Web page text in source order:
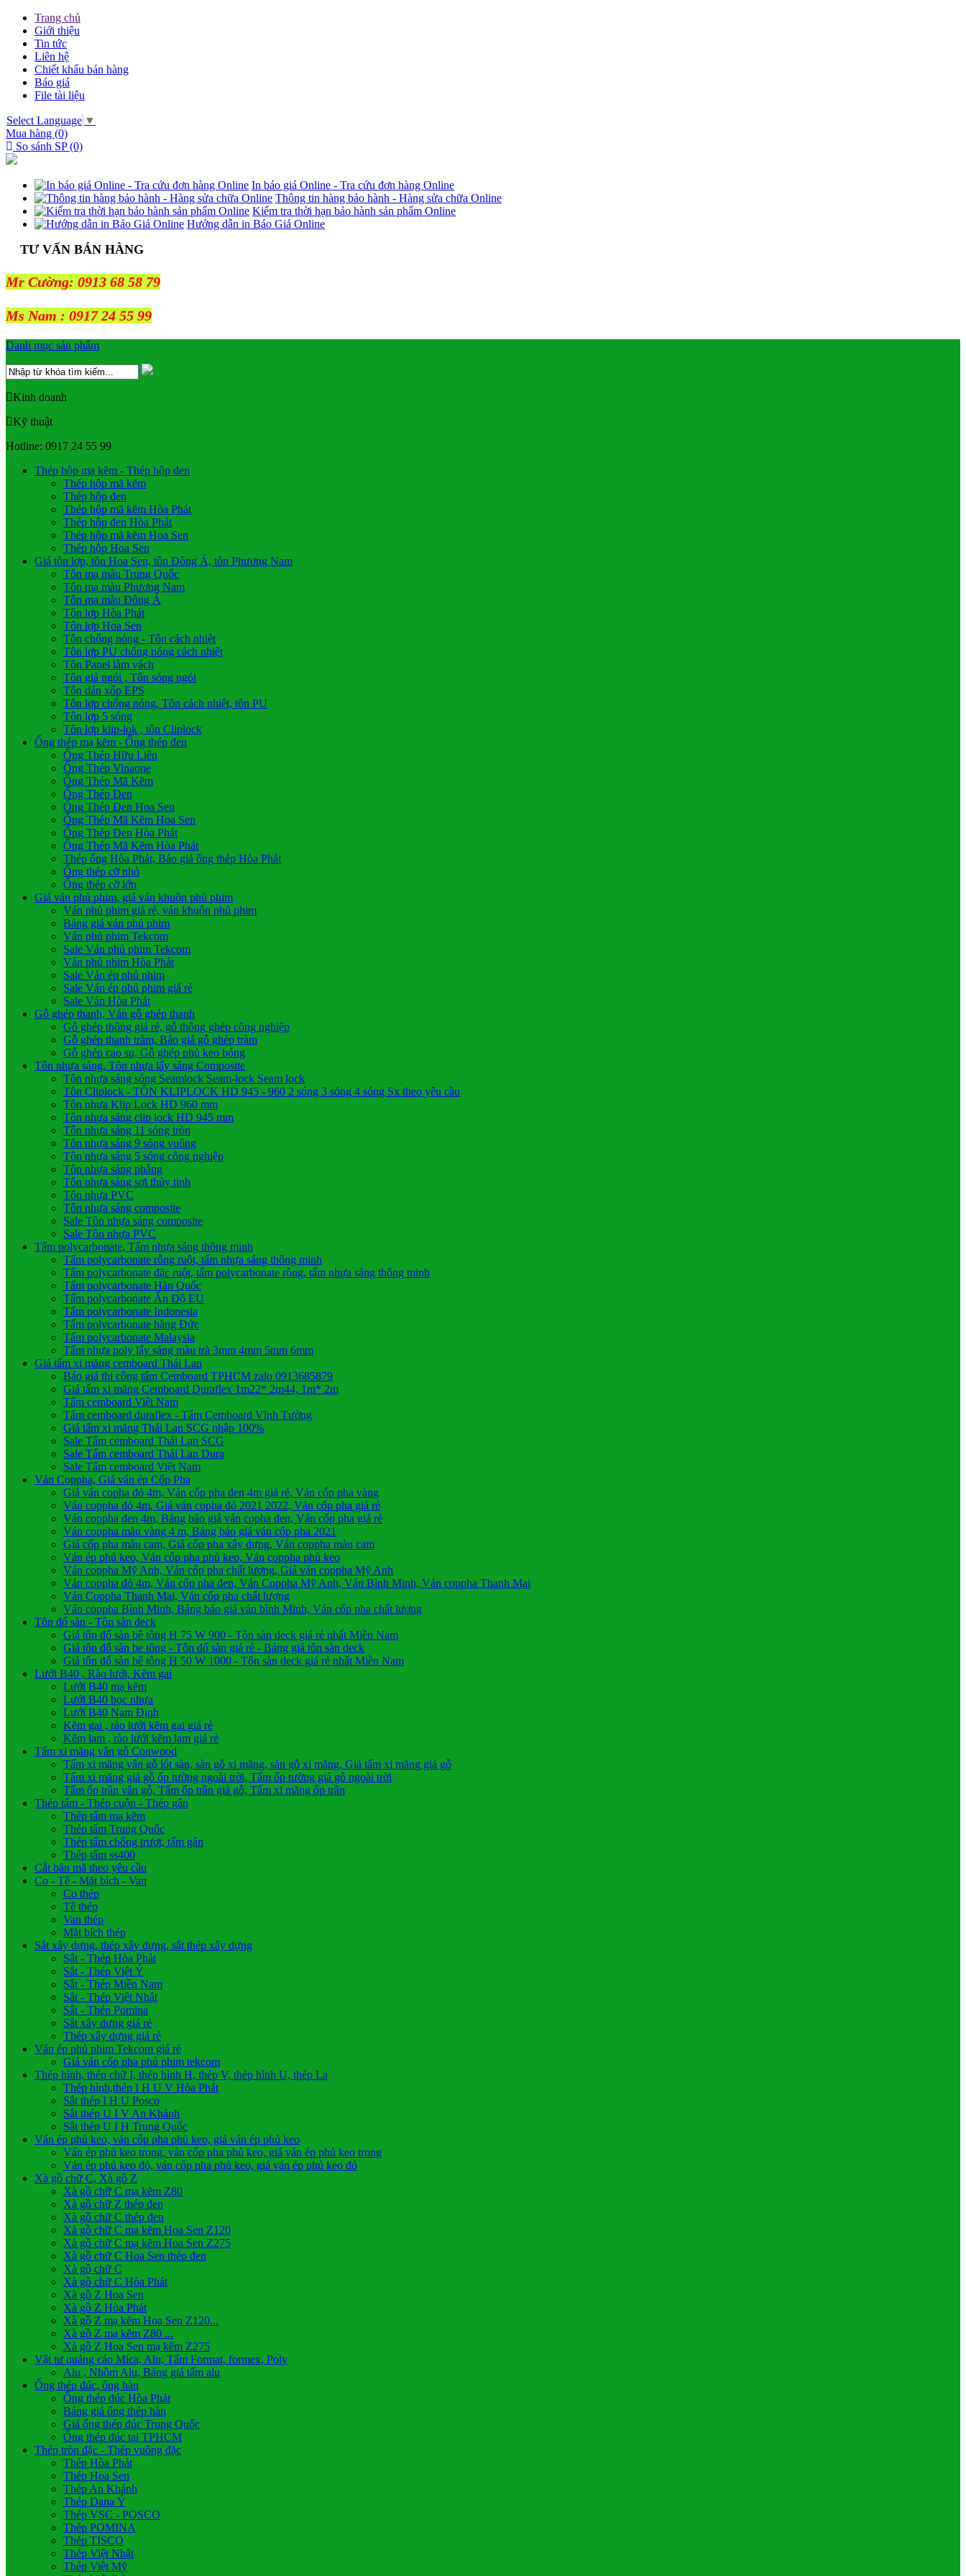
Trang chủ
Giới thiệu
Tin tức
Liên hệ
Chiết khấu bán hàng
Báo giá
File tài liệu
Select Language ▼
Mua hàng (0)
So sánh SP (0)
In báo giá Online - Tra cứu đơn hàng Online
Thông tin hàng bảo hành - Hàng sửa chữa Online
Kiểm tra thời hạn bảo hành sản phẩm Online
Hướng dẫn in Báo Giá Online
TƯ VẤN BÁN HÀNG
Mr Cường: 0913 68 58 79
Ms Nam : 0917 24 55 99
Danh mục sản phẩm
Kinh doanh
Kỹ thuật
Hotline: 0917 24 55 99
Thép hộp mạ kẽm - Thép hộp đen
Thép hộp mã kẽm
Thép hộp đen
Thép hộp mã kẽm Hòa Phát
Thép hộp đen Hòa Phát
Thép hộp mã kẽm Hoa Sen
Thép hộp Hoa Sen
Giá tôn lợp, tôn Hoa Sen, tôn Đông Á, tôn Phương Nam
Tôn mạ màu Trung Quốc
Tôn mạ màu Phương Nam
Tôn mạ màu Đông Á
Tôn lợp Hòa Phát
Tôn lợp Hoa Sen
Tôn chống nóng - Tôn cách nhiệt
Tôn lợp PU chống nóng cách nhiệt
Tôn Panel làm vách
Tôn giả ngói , Tôn sóng ngói
Tôn dán xốp EPS
Tôn lợp chống nóng, Tôn cách nhiệt, tôn PU
Tôn lợp 5 sóng
Tôn lợp klip-lok , tôn Cliplock
Ống thép mạ kẽm - Ống thép đen
Ống Thép Hữu Liên
Ống Thép Vinaone
Ống Thép Mã Kẽm
Ống Thép Đen
Ống Thép Đen Hoa Sen
Ống Thép Mã Kẽm Hoa Sen
Ống Thép Đen Hòa Phát
Ống Thép Mã Kẽm Hòa Phát
Thép ống Hòa Phát, Báo giá ống thép Hòa Phát
Ống thép cỡ nhỏ
Ống thép cỡ lớn
Giá ván phủ phim, giá ván khuôn phủ phim
Ván phủ phim giá rẻ, ván khuôn phủ phim
Bảng giá ván phủ phim
Ván phủ phim Tekcom
Sale Ván phủ phim Tekcom
Ván phủ phim Hòa Phát
Sale Ván ép phủ phim
Sale Ván ép phủ phim giá rẻ
Sale Ván Hòa Phát
Gỗ ghép thanh, Ván gỗ ghép thanh
Gỗ ghép thông giá rẻ, gỗ thông ghép công nghiệp
Gỗ ghép thanh tràm, Báo giá gỗ ghép tràm
Gỗ ghép cao su, Gỗ ghép phủ keo bóng
Tôn nhựa sáng, Tôn nhựa lấy sáng Composite
Tôn nhựa sáng sóng Seamlock Seam-lock Seam lock
Tôn Cliplock - TÔN KLIPLOCK HD 945 - 960 2 sóng 3 sóng 4 sóng Sx theo yêu cầu
Tôn nhựa Klip Lock HD 960 mm
Tôn nhựa sáng clip lock HD 945 mm
Tôn nhựa sáng 11 sóng tròn
Tôn nhựa sáng 9 sóng vuông
Tôn nhựa sáng 5 sóng công nghiệp
Tôn nhựa sáng phẳng
Tôn nhựa sáng sợi thủy tinh
Tôn nhựa PVC
Tôn nhựa sáng composite
Sale Tôn nhựa sáng composite
Sale Tôn nhựa PVC
Tấm polycarbonate, Tấm nhựa sáng thông minh
Tấm polycarbonate rỗng ruột, tấm nhựa sáng thông minh
Tấm polycarbonate đặc ruột, tấm polycarbonate rỗng, tấm nhựa sáng thông minh
Tấm polycarbonate Hàn Quốc
Tấm polycarbonate Ấn Độ EU
Tấm polycarbonate Indonesia
Tấm polycarbonate hàng Đức
Tấm polycarbonate Malaysia
Tấm nhựa poly lấy sáng màu trà 3mm 4mm 5mm 6mm
Giá tấm xi măng cemboard Thái Lan
Báo giá thi công tấm Cemboard TPHCM zalo 0913685879
Giá tấm xi măng Cemboard Duraflex 1m22* 2m44, 1m* 2m
Tấm cemboard Việt Nam
Tấm cemboard duraflex - Tấm Cemboard Vĩnh Tường
Giá tấm xi măng Thái Lan SCG nhập 100%
Sale Tấm cemboard Thái Lan SCG
Sale Tấm cemboard Thái Lan Dura
Sale Tấm cemboard Việt Nam
Ván Coppha, Giá ván ép Cốp Pha
Giá ván copha đỏ 4m, Ván cốp pha đen 4m giá rẻ, Ván cốp pha vàng
Ván coppha đỏ 4m, Giá ván copha đỏ 2021 2022, Ván cốp pha giá rẻ
Ván coppha đen 4m, Bảng báo giá ván copha đen, Ván cốp pha giá rẻ
Ván coppha màu vàng 4 m, Bảng báo giá ván cốp pha 2021
Giá cốp pha màu cam, Giá cốp pha xây dựng, Ván coppha màu cam
Ván ép phủ keo, Ván cốp pha phủ keo, Ván coppha phủ keo
Ván coppha Mỹ Anh, Ván cốp pha chất lượng, Giá ván coppha Mỹ Anh
Ván coppha đỏ 4m, Ván cốp pha đen, Ván Coppha Mỹ Anh, Ván Bình Minh, Ván coppha Thanh Mai
Ván Coppha Thanh Mai, Ván cốp pha chất lượng
Ván coppha Bình Minh, Bảng báo giá ván bình Minh, Ván cốp pha chất lượng
Tôn đổ sàn - Tôn sàn deck
Giá tôn đổ sàn bê tông H 75 W 900 - Tôn sàn deck giá rẻ nhất Miền Nam
Giá tôn đổ sàn be tông - Tôn đổ sàn giá rẻ - Bảng giá tôn sàn deck
Giá tôn đổ sàn bê tông H 50 W 1000 - Tôn sàn deck giá rẻ nhất Miền Nam
Lưới B40 , Rào lưới, Kẽm gai
Lưới B40 mạ kẽm
Lưới B40 bọc nhựa
Lưới B40 Nam Định
Kẽm gai , rào lưới kẽm gai giá rẻ
Kẽm lam , rào lưới kẽm lam giá rẻ
Tấm xi măng vân gỗ Conwood
Tấm xi măng vân gỗ lót sàn, sàn gỗ xi măng, sàn gỗ xi măng, Giá tấm xi măng giả gỗ
Tấm xi măng giả gỗ ốp tường ngoài trời, Tấm ốp tường giả gỗ ngoài trời
Tấm ốp trần vân gỗ, Tấm ốp trần giả gỗ, Tấm xi măng ốp trần
Thép tấm - Thép cuộn - Thép gân
Thép tấm mạ kẽm
Thép tấm Trung Quốc
Thép tấm chống trượt, tấm gân
Thép tấm ss400
Cắt bản mã theo yêu cầu
Co - Tê - Mặt bích - Van
Co thép
Tê thép
Van thép
Mặt bích thép
Sắt xây dựng, thép xây dựng, sắt thép xây dựng
Sắt - Thép Hòa Phát
Sắt - Thép Việt Ý
Sắt - Thép Miền Nam
Sắt - Thép Việt Nhật
Sắt - Thép Pomina
Sắt xây dựng giá rẻ
Thép xây dựng giá rẻ
Ván ép phủ phim Tekcom giá rẻ
Giá ván cốp pha phủ phim tekcom
Thép hình, thép chữ I, thép hình H, thép V, thép hình U, thép La
Thép hình,thép I H U V Hòa Phát
Sắt thép I H U Posco
Sắt thép U I V An Khánh
Sắt thép U I H Trung Quốc
Ván ép phủ keo, ván cốp pha phủ keo, giá ván ép phủ keo
Ván ép phủ keo trong, ván cốp pha phủ keo, giá ván ép phủ keo trong
Ván ép phủ keo đỏ, ván cốp pha phủ keo, giá ván ép phủ keo đỏ
Xà gồ chữ C, Xà gồ Z
Xà gồ chữ C mạ kẽm Z80
Xà gồ chữ Z thép đen
Xà gồ chữ C thép đen
Xà gồ chữ C mạ kẽm Hoa Sen Z120
Xà gồ chữ C mạ kẽm Hoa Sen Z275
Xà gồ chữ C Hoa Sen thép đen
Xà gồ chữ C
Xà gồ chữ C Hòa Phát
Xà gồ Z Hoa Sen
Xà gồ Z Hòa Phát
Xà gồ Z mạ kẽm Hoa Sen Z120...
Xà gồ Z mạ kẽm Z80 ...
Xà gồ Z Hoa Sen mạ kẽm Z275
Vật tư quảng cáo Mica, Alu, Tấm Format, formex, Poly
Alu , Nhôm Alu, Bảng giá tấm alu
Ống thép đúc, ống hàn
Ống thép đúc Hòa Phát
Bảng giá ống thép hàn
Giá ống thép đúc Trung Quốc
Ống thép đúc tại TPHCM
Thép tròn đặc - Thép vuông đặc
Thép Hòa Phát
Thép Hoa Sen
Thép An Khánh
Thép Dana Ý
Thép VSC - POSCO
Thép POMINA
Thép TISCO
Thép Việt Nhật
Thép Việt Mỹ